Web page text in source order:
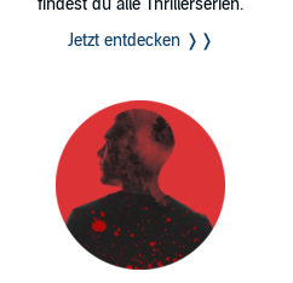
findest du alle Thrillerserien.
Jetzt entdecken ❭❭